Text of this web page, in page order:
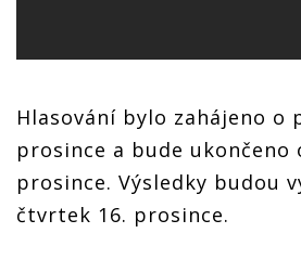
Hlasování bylo zahájeno o
prosince a bude ukončeno
prosince. Výsledky budou
čtvrtek 16. prosince.